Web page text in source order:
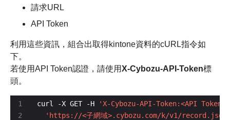
請求URL
API Token
利用這些資訊，組合出取得kintone資料的cURL指令如
下。
若使用API Token認證，請使用X-Cybozu-API-Token標
頭。
curl -X GET -H
'X-Cybozu-API-Token:<API Token>'
'https://<子網域>.cybozu.com/k/v1/